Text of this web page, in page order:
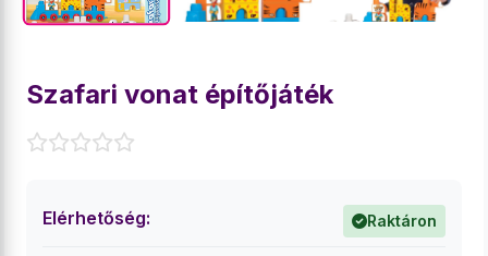
Szafari vonat építőjáték
Elérhetőség: Raktáron